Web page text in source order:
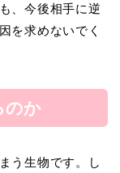
、今後相手に逆
を求めないでく
のか
う生物です。し